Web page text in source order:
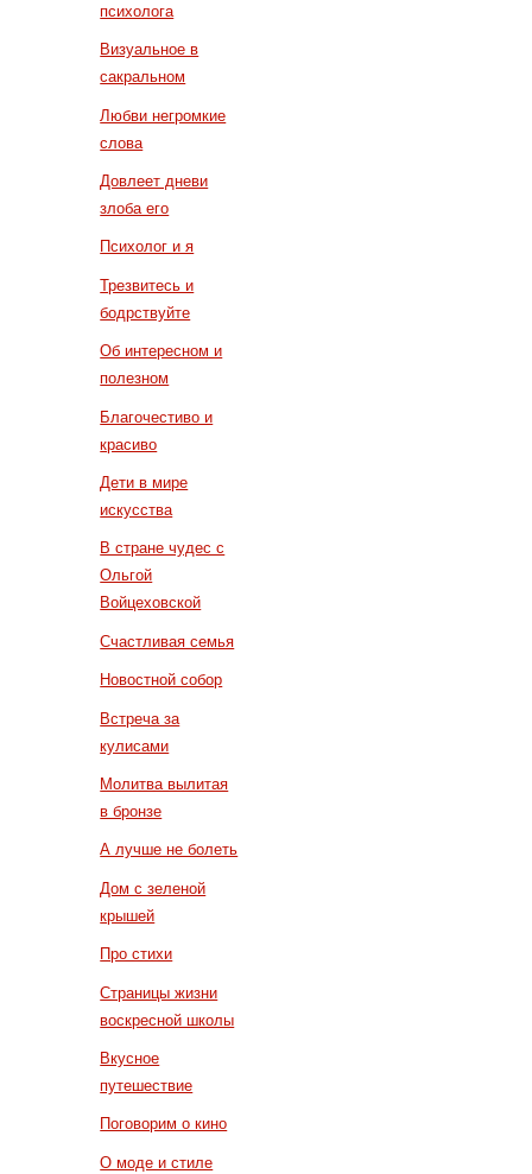
психолога
Визуальное в
сакральном
Любви негромкие
слова
Довлеет дневи
злоба его
Психолог и я
Трезвитесь и
бодрствуйте
Об интересном и
полезном
Благочестиво и
красиво
Дети в мире
искусства
В стране чудес с
Ольгой
Войцеховской
Счастливая семья
Новостной собор
Встреча за
кулисами
Молитва вылитая
в бронзе
А лучше не болеть
Дом с зеленой
крышей
Про стихи
Страницы жизни
воскресной школы
Вкусное
путешествие
Поговорим о кино
О моде и стиле